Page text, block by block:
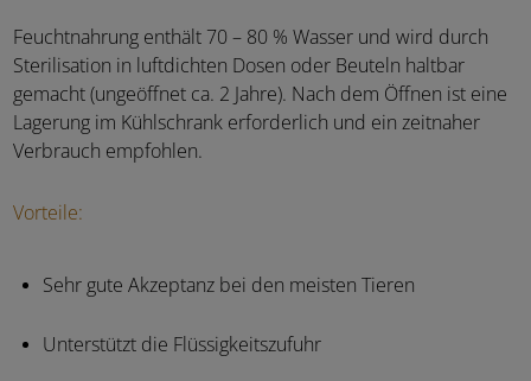
Feuchtnahrung enthält 70 – 80 % Wasser und wird durch
Sterilisation in luftdichten Dosen oder Beuteln haltbar
gemacht (ungeöffnet ca. 2 Jahre). Nach dem Öffnen ist eine
Lagerung im Kühlschrank erforderlich und ein zeitnaher
Verbrauch empfohlen.
Vorteile:
Sehr gute Akzeptanz bei den meisten Tieren
Unterstützt die Flüssigkeitszufuhr